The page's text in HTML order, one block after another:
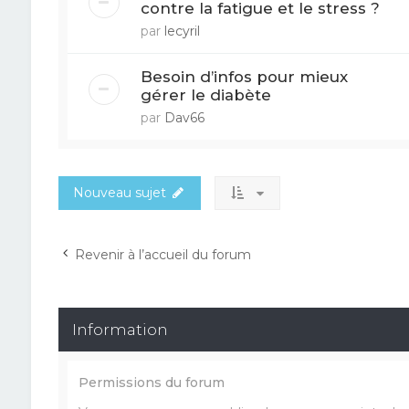
contre la fatigue et le stress ?
par lecyril
Besoin d’infos pour mieux
gérer le diabète
par Dav66
Nouveau sujet
Revenir à l’accueil du forum
Information
Permissions du forum